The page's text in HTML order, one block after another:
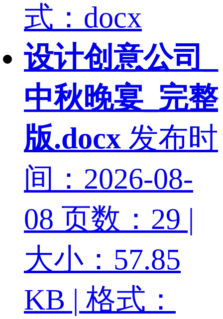
式：docx
设计创意公司_
中秋晚宴_完整
版.docx 发布时
间：2026-08-
08 页数：29 |
大小：57.85
KB | 格式：